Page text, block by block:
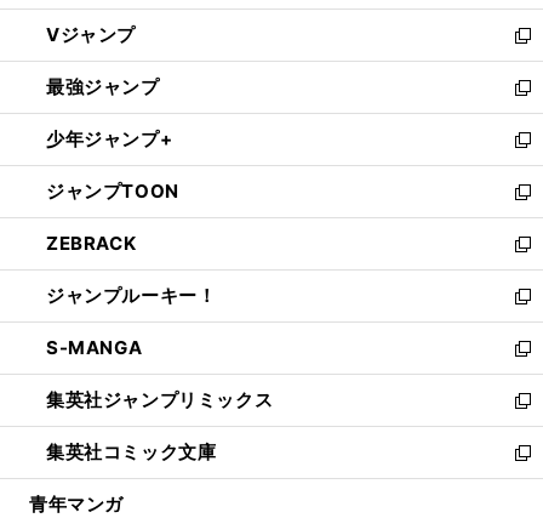
ウ
ィ
ン
ド
ウ
で
開
く
し
い
ウ
ィ
ン
ド
ウ
で
開
く
Vジャンプ
新
し
い
ウ
ィ
ン
ド
ウ
で
開
く
最強ジャンプ
新
し
い
ウ
ィ
ン
ド
ウ
で
開
く
少年ジャンプ+
新
し
い
ウ
ィ
ン
ド
ウ
で
開
く
ジャンプTOON
新
し
い
ウ
ィ
ン
ド
ウ
で
開
く
ZEBRACK
新
し
い
ウ
ィ
ン
ド
ウ
で
開
ジャンプルーキー！
新
し
い
ウ
ィ
ン
ド
ウ
S-MANGA
新
し
い
ウ
ィ
ン
集英社ジャンプリミックス
新
し
い
ウ
集英社コミック文庫
新
し
青年マンガ